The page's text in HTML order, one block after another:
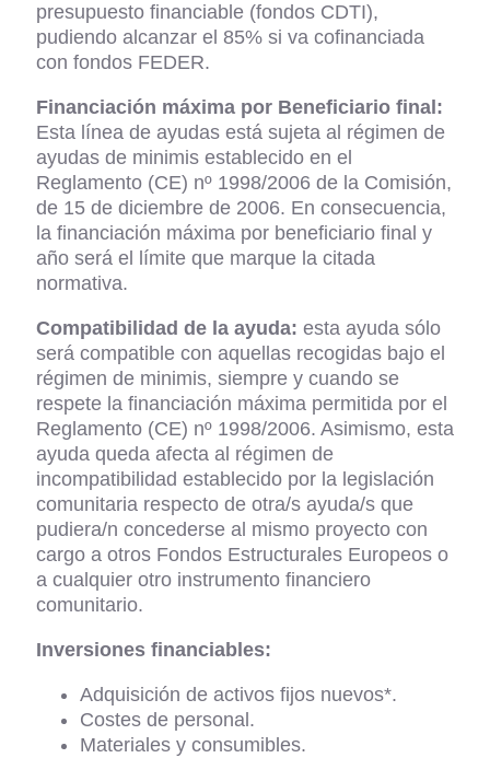
presupuesto financiable (fondos CDTI),
pudiendo alcanzar el 85% si va cofinanciada
con fondos FEDER.
Financiación máxima por Beneficiario final:
Esta línea de ayudas está sujeta al régimen de
ayudas de minimis establecido en el
Reglamento (CE) nº 1998/2006 de la Comisión,
de 15 de diciembre de 2006. En consecuencia,
la financiación máxima por beneficiario final y
año será el límite que marque la citada
normativa.
Compatibilidad de la ayuda: esta ayuda sólo
será compatible con aquellas recogidas bajo el
régimen de minimis, siempre y cuando se
respete la financiación máxima permitida por el
Reglamento (CE) nº 1998/2006. Asimismo, esta
ayuda queda afecta al régimen de
incompatibilidad establecido por la legislación
comunitaria respecto de otra/s ayuda/s que
pudiera/n concederse al mismo proyecto con
cargo a otros Fondos Estructurales Europeos o
a cualquier otro instrumento financiero
comunitario.
Inversiones financiables:
Adquisición de activos fijos nuevos*.
Costes de personal.
Materiales y consumibles.